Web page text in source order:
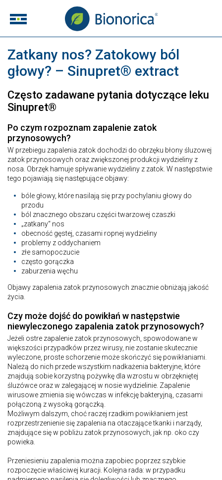
Zatkany nos? Zatokowy ból
głowy? – Sinupret® extract
Często zadawane pytania dotyczące leku
Sinupret®
Po czym rozpoznam zapalenie zatok
przynosowych?
W przebiegu zapalenia zatok dochodzi do obrzęku błony śluzowej
zatok przynosowych oraz zwiększonej produkcji wydzieliny z
nosa. Obrzęk hamuje spływanie wydzieliny z zatok. W następstwie
tego pojawiają się następujące objawy:
bóle głowy, które nasilają się przy pochylaniu głowy do
przodu
ból znacznego obszaru części twarzowej czaszki
„zatkany“ nos
obecność gęstej, czasami ropnej wydzieliny
problemy z oddychaniem
złe samopoczucie
często gorączka
zaburzenia węchu
Objawy zapalenia zatok przynosowych znacznie obniżają jakość
życia.
Czy może dojść do powikłań w następstwie
niewyleczonego zapalenia zatok przynosowych?
Jeżeli ostre zapalenie zatok przynosowych, spowodowane w
większości przypadków przez wirusy, nie zostanie skutecznie
wyleczone, proste schorzenie może skończyć się powikłaniami.
Należą do nich przede wszystkim nadkażenia bakteryjne, które
znajdują sobie korzystną pożywkę dla wzrostu w obrzękniętej
śluzówce oraz w zalegającej w nosie wydzielinie. Zapalenie
wirusowe zmienia się wówczas w infekcję bakteryjną, czasami
połączoną z wysoką gorączką.
Możliwym dalszym, choć raczej rzadkim powikłaniem jest
rozprzestrzenienie się zapalenia na otaczające tkanki i narządy,
znajdujące się w pobliżu zatok przynosowych, jak np. oko czy
powieka.
Przeniesieniu zapalenia można zapobiec poprzez szybkie
rozpoczęcie właściwej kuracji. Kolejna rada: w przypadku